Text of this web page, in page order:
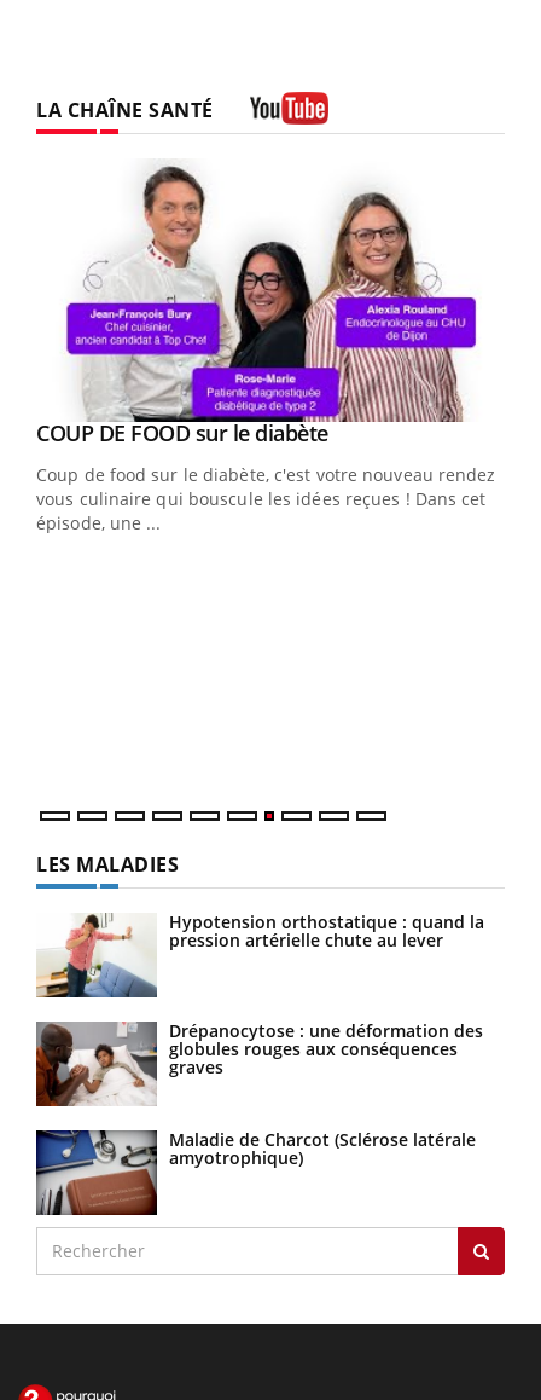
LA CHAÎNE SANTÉ
Youtube
COUP DE FOOD sur le diabèteYoutube
Coup de food sur le diabète, c'est votre nouveau rendez-
vous culinaire qui bouscule les idées reçues ! Dans cet
épisode, une ...
LES MALADIES
Hypotension orthostatique : quand la
pression artérielle chute au lever
Drépanocytose : une déformation des
globules rouges aux conséquences
graves
Maladie de Charcot (Sclérose latérale
amyotrophique)